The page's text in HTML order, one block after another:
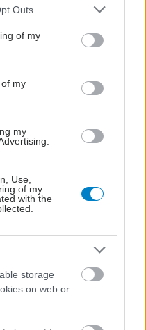
one or more Google
You may click to
its third-party tags to
in below Google
Outs
of my
my
my
Use,
of my
with the
storage
on web or